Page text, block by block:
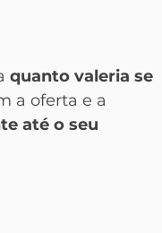
quanto valeria se
a oferta e a
até o seu